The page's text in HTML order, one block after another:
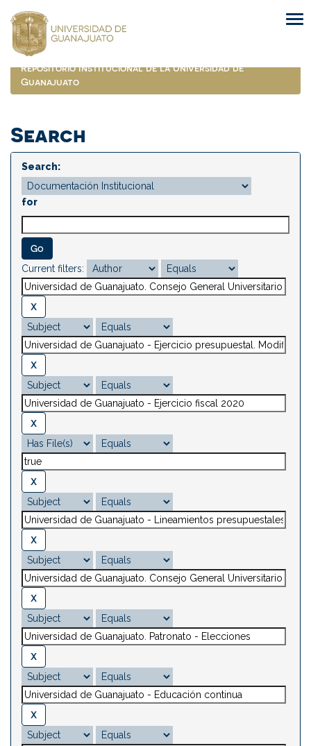
navigation
Repositorio Institucional de la Universidad de
Guanajuato
Search
Search:
for
Current filters: